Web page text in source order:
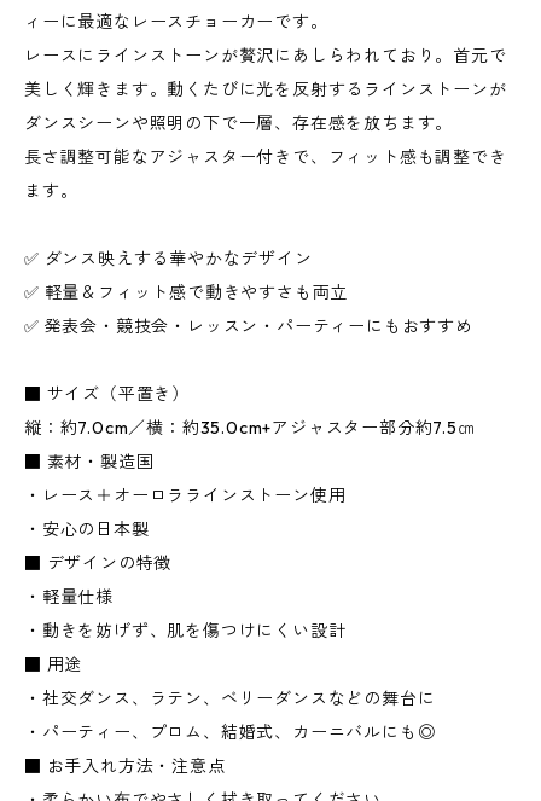
ィーに最適なレースチョーカーです。
レースにラインストーンが贅沢にあしらわれており。首元で
美しく輝きます。動くたびに光を反射するラインストーンが
ダンスシーンや照明の下で一層、存在感を放ちます。
長さ調整可能なアジャスター付きで、フィット感も調整でき
ます。
✅ ダンス映えする華やかなデザイン
✅ 軽量＆フィット感で動きやすさも両立
✅ 発表会・競技会・レッスン・パーティーにもおすすめ
■ サイズ（平置き）
縦：約7.0cm／横：約35.0cm+アジャスター部分約7.5㎝
■ 素材・製造国
・レース＋オーロララインストーン使用
・安心の日本製
■ デザインの特徴
・軽量仕様
・動きを妨げず、肌を傷つけにくい設計
■ 用途
・社交ダンス、ラテン、ベリーダンスなどの舞台に
・パーティー、プロム、結婚式、カーニバルにも◎
■ お手入れ方法・注意点